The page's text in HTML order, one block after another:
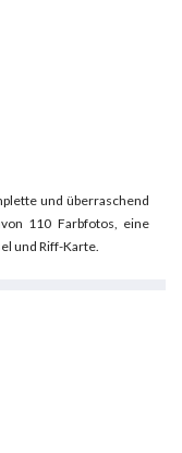
und überraschend
110 Farbfotos, eine
und Riff-Karte.